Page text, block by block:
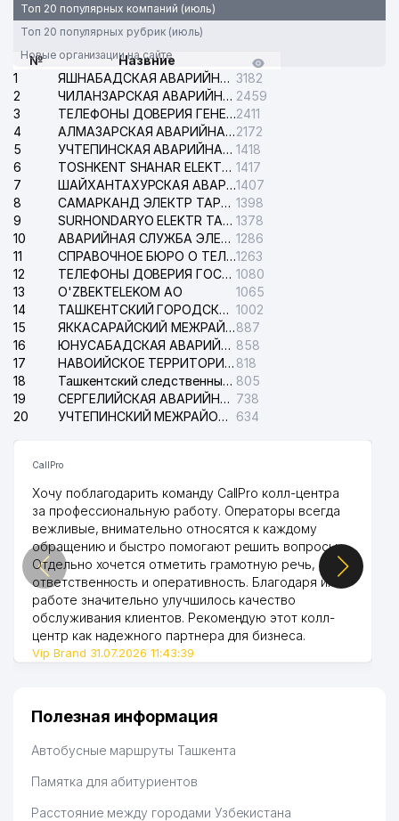
Топ 20 популярных компаний (июль)
Топ 20 популярных рубрик (июль)
Новые организации на сайте
№
Назвние
1
ЯШНАБАДСКАЯ АВАРИЙНАЯ СЛУЖБА ЭЛЕКТРОСЕТИ 3182
2
ЧИЛАНЗАРСКАЯ АВАРИЙНАЯ СЛУЖБА ЭЛЕКТРОСЕТИ 2459
3
ТЕЛЕФОНЫ ДОВЕРИЯ ГЕНЕРАЛЬНОЙ ПРОКУРАТУРЫ РЕСПУБЛИКИ УЗБЕКИСТАН2411
4
АЛМАЗАРСКАЯ АВАРИЙНАЯ СЛУЖБА ЭЛЕКТРОСЕТИ2172
5
УЧТЕПИНСКАЯ АВАРИЙНАЯ СЛУЖБА ЭЛЕКТРОСЕТИ 1418
6
TOSHKENT SHAHAR ELEKTR TARMOQLARI KORXONASI АО 1417
7
ШАЙХАНТАХУРСКАЯ АВАРИЙНАЯ СЛУЖБА ЭЛЕКТРОСЕТИ1407
8
САМАРКАНД ЭЛЕКТР ТАРМОКЛАРИ АО 1398
9
SURHONDARYO ELEKTR TARMOKLARI АО 1378
10
АВАРИЙНАЯ СЛУЖБА ЭЛЕКТРОСЕТИ ТАШКЕНТСКОГО РАЙОНА 1286
11
СПРАВОЧНОЕ БЮРО О ТЕЛЕФОНАХ ОРГАНИЗАЦИЙ г. ТАШКЕНТА1263
12
ТЕЛЕФОНЫ ДОВЕРИЯ ГОСУДАРСТВЕННОГО ЦЕНТРА ТЕСТИРОВАНИЯ 1080
13
O'ZBEKTELEKOM АО
1065
14
ТАШКЕНТСКИЙ ГОРОДСКОЙ СУД ПО ГРАЖДАНСКИМ ДЕЛАМ 1002
15
ЯККАСАРАЙСКИЙ МЕЖРАЙОННЫЙ СУД ПО ГРАЖДАНСКИМ ДЕЛАМ887
16
ЮНУСАБАДСКАЯ АВАРИЙНАЯ СЛУЖБА ЭЛЕКТРОСЕТИ 858
17
НАВОИЙСКОЕ ТЕРРИТОРИАЛЬНОЕ ПРЕДПРИЯТИЕ ЭЛЕКТРОСЕТИ АО 818
18
Ташкентский следственный изолятор 805
19
СЕРГЕЛИЙСКАЯ АВАРИЙНАЯ СЛУЖБА ЭЛЕКТРОСЕТИ 738
20
УЧТЕПИНСКИЙ МЕЖРАЙОННЫЙ СУД ПО ГРАЖДАНСКИМ ДЕЛАМ 634
CallPro
Хочу поблагодарить команду CallPro колл-центра
за профессиональную работу. Операторы всегда
вежливые, внимательно относятся к каждому
обращению и быстро помогают решить вопросы.
Отдельно хочется отметить грамотную речь,
ответственность и оперативность. Благодаря их
работе значительно улучшилось качество
обслуживания клиентов. Рекомендую этот колл-
центр как надежного партнера для бизнеса.
Vip Brand 31.07.2026 11:43:39
Полезная информация
Автобусные маршруты Ташкента
Памятка для абитуриентов
Расстояние между городами Узбекистана